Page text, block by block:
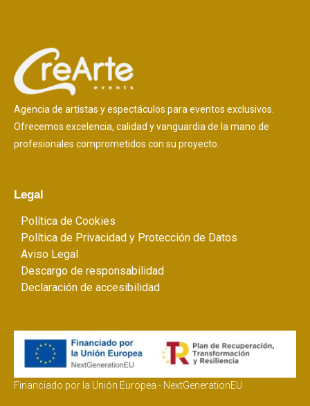
Agencia de artistas y espectáculos para eventos exclusivos.
Ofrecemos excelencia, calidad y vanguardia de la mano de
profesionales comprometidos con su proyecto.
Legal
Política de Cookies
Política de Privacidad y Protección de Datos
Aviso Legal
Descargo de responsabilidad
Declaración de accesibilidad
Financiado por la Unión Europea - NextGenerationEU